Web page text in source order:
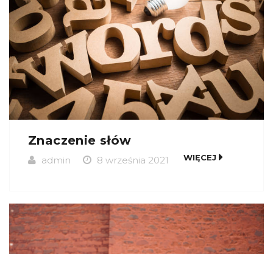
Znaczenie słów
admin 8 września 2021 WIĘCEJ